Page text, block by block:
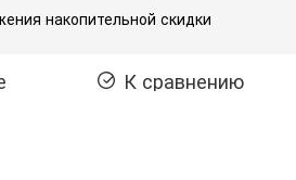
накопительной скидки
К сравнению